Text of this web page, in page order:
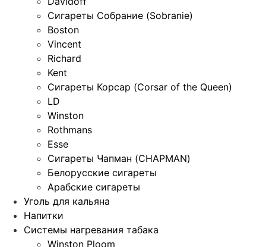
Сигареты Собрание (Sobranie)
Boston
Vincent
Richard
Kent
Сигареты Корсар (Corsar of the Queen)
LD
Winston
Rothmans
Esse
Сигареты Чапман (CHAPMAN)
Белорусские сигареты
Арабские сигареты
Уголь для кальяна
Напитки
Системы нагревания табака
Winston Ploom